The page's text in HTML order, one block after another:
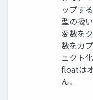
ップす
型の扱
変数を
数をカ
ェクト
floatは
ん。